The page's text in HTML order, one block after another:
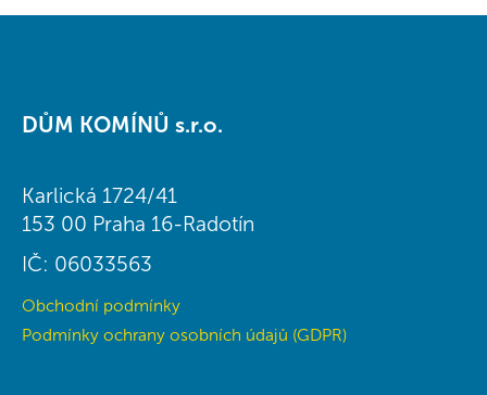
DŮM KOMÍNŮ s.r.o.
Karlická 1724/41
153 00 Praha 16-Radotín
IČ: 06033563
Obchodní podmínky
Podmínky ochrany osobních údajů (GDPR)